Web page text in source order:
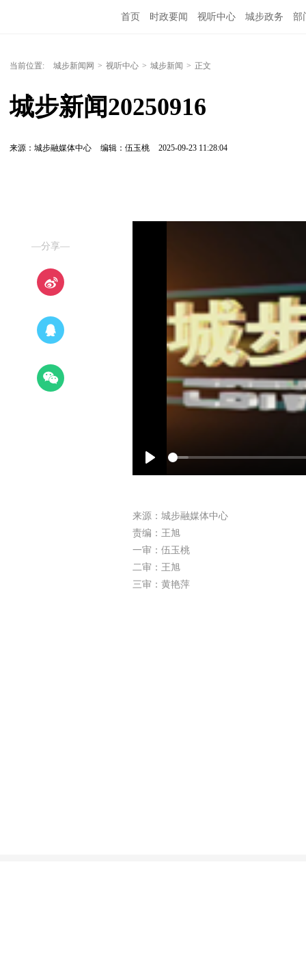
首页 时政要闻 视听中心 城步政务 部
当前位置: 城步新闻网 > 视听中心 > 城步新闻 > 正文
城步新闻20250916
来源：城步融媒体中心 编辑：伍玉桃 2025-09-23 11:28:04
—分享—
Play
来源：城步融媒体中心
责编：王旭
一审：伍玉桃
二审：王旭
三审：黄艳萍